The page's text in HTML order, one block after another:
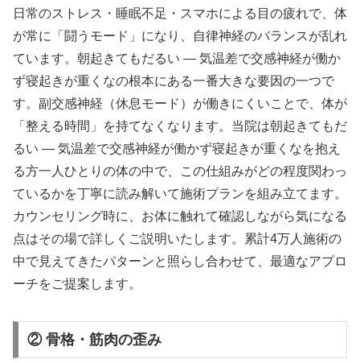
日常のストレス・睡眠不足・スマホによる目の疲れで、体
が常に「闘うモード」になり、自律神経のバランスが乱れ
ています。朝起きてもだるい ― 気温差で交感神経が働か
ず寝起きが重くなの根本にある一番大きな要因の一つで
す。副交感神経（休息モード）が働きにくいことで、体が
「整える時間」を持てなくなります。当院は朝起きてもだ
るい ― 気温差で交感神経が働かず寝起きが重くなを抱え
る方一人ひとりの体の中で、この仕組みがどの程度関わっ
ているかを丁寧に読み解いて施術プランを組み立てます。
カウンセリング時に、お体に触れて確認しながら気になる
点はその場で詳しくご説明いたします。累計4万人施術の
中で見えてきたパターンと照らし合わせて、最適なアプロ
ーチをご提案します。
② 骨格・筋肉の歪み